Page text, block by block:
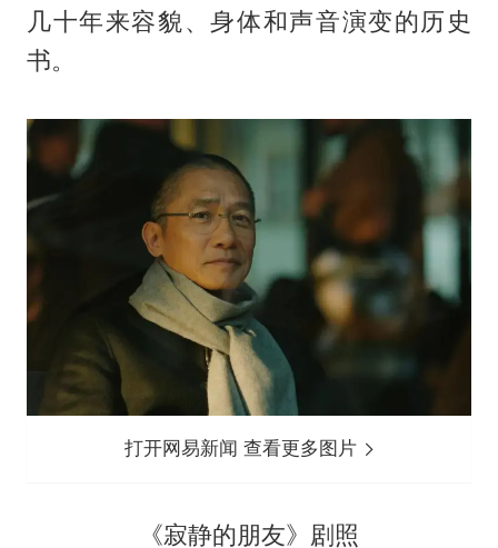
几十年来容貌、身体和声音演变的历史
书。
打开网易新闻 查看更多图片
《寂静的朋友》剧照